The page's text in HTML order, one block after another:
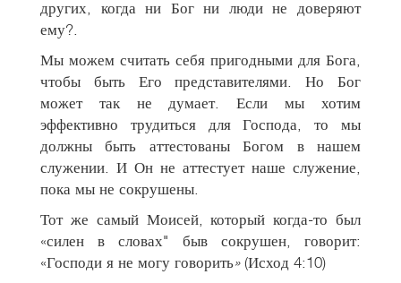
других, когда ни Бог ни люди не доверяют
ему?.
Мы можем считать себя пригодными для Бога,
чтобы быть Его представителями. Но Бог
может так не думает. Если мы хотим
эффективно трудиться для Господа, то мы
должны быть аттестованы Богом в нашем
служении. И Он не аттестует наше служение,
пока мы не сокрушены.
Тот же самый Моисей, который когда-то был
«силен в словах" быв сокрушен, говорит:
«Господи я не могу говорить»(Исход 4:10)